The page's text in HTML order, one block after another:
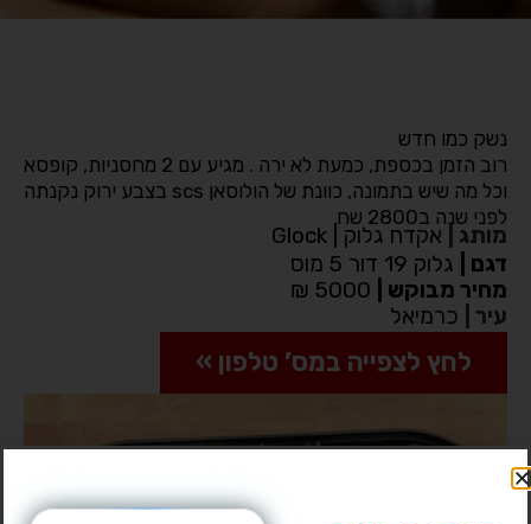
נשק כמו חדש
רוב הזמן בכספת, כמעת לא ירה . מגיע עם 2 מחסניות, קופסא
וכל מה שיש בתמונה, כוונת של הולוסאן scs בצבע ירוק נקנתה
לפני שנה ב2800 שח
מותג
אקדח גלוק | Glock
דגם
גלוק 19 דור 5 מוס
מחיר מבוקש
עיר
כרמיאל
לחץ לצפייה במס’ טלפון »